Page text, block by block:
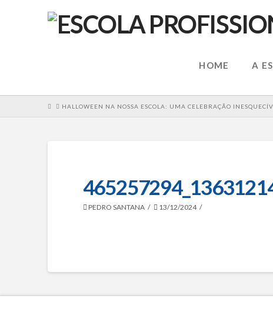
HOME A
HOMEHALLOWEEN NA NOSSA ESCOLA: UMA CELEBRAÇÃO
PEDRO SANTANA 13/12/2024